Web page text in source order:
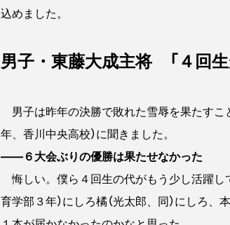
込めました。
男子・東藤大成主将 「４回
男子は昨年の決勝で敗れた雪辱を果たすこ
年、香川中央高校）に聞きました。
――６大会ぶりの優勝は果たせなかった
悔しい。僕ら４回生の代がもう少し活躍し
育学部３年）にしろ橘（光太郎、同）にしろ